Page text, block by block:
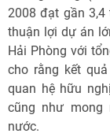
2008 đạt gần 3,4
thuận lợi dự án
Hải Phòng với
cho rằng kết
quan hệ hữu
cũng như mong
nước.